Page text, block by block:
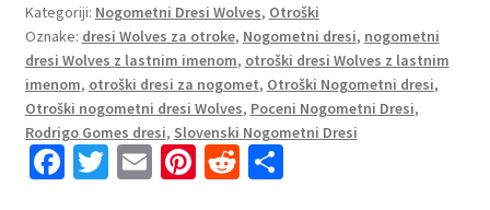
Domači
2024-
25
Rodrigo
Gomes
19
količina
Kategoriji: Nogometni Dresi Wolves, Otroški
Oznake: dresi Wolves za otroke, Nogometni dresi, nogometni
dresi Wolves z lastnim imenom, otroški dresi Wolves z lastnim
imenom, otroški dresi za nogomet, Otroški Nogometni dresi,
Otroški nogometni dresi Wolves, Poceni Nogometni Dresi,
Rodrigo Gomes dresi, Slovenski Nogometni Dresi
Fa T E Pi R S